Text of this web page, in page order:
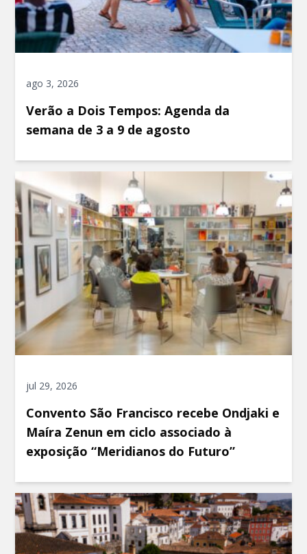
ago 3, 2026
Verão a Dois Tempos: Agenda da
semana de 3 a 9 de agosto
jul 29, 2026
Convento São Francisco recebe Ondjaki e
Maíra Zenun em ciclo associado à
exposição “Meridianos do Futuro”